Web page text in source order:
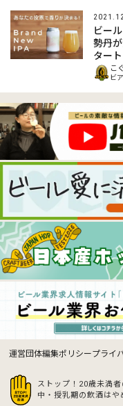
ビー
勢丹
タート
こ
ビ
運営団体編集ポリシープライ
ストップ！20歳未満
中・授乳期の飲酒はや